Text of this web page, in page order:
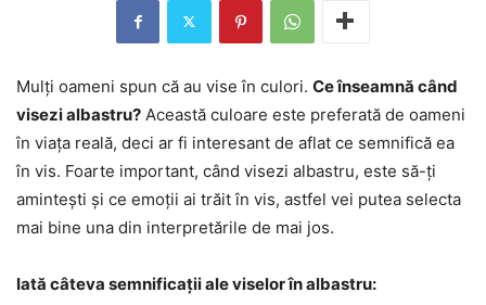
Mulți oameni spun că au vise în culori. Ce înseamnă când
visezi albastru? Această culoare este preferată de oameni
în viața reală, deci ar fi interesant de aflat ce semnifică ea
în vis. Foarte important, când visezi albastru, este să-ți
amintești și ce emoții ai trăit în vis, astfel vei putea selecta
mai bine una din interpretările de mai jos.
Iată câteva semnificații ale viselor în albastru: